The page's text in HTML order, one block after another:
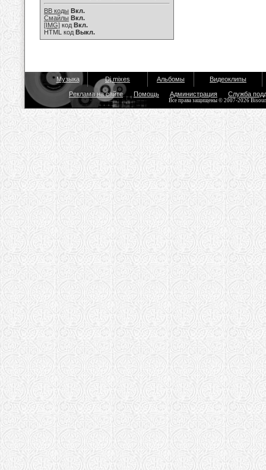
BB коды Вкл.
Смайлы Вкл.
[IMG] код Вкл.
HTML код Выкл.
Музыка Dj mixes Альбомы Видеоклипы
Реклама на сайте Помощь Администрация Служба
Все права защищены © 2007-2026